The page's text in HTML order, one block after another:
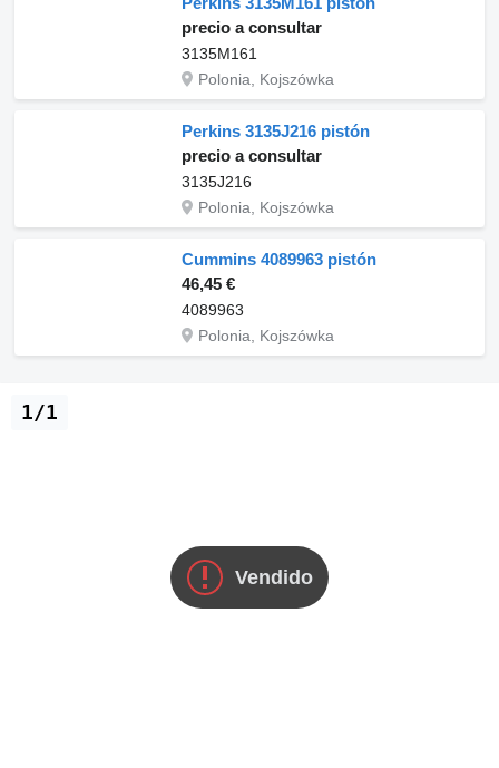
precio a consultar
3135M161
Polonia, Kojszówka
Perkins 3135J216 pistón
precio a consultar
3135J216
Polonia, Kojszówka
Cummins 4089963 pistón
46,45 €
4089963
Polonia, Kojszówka
Vendido
1/1